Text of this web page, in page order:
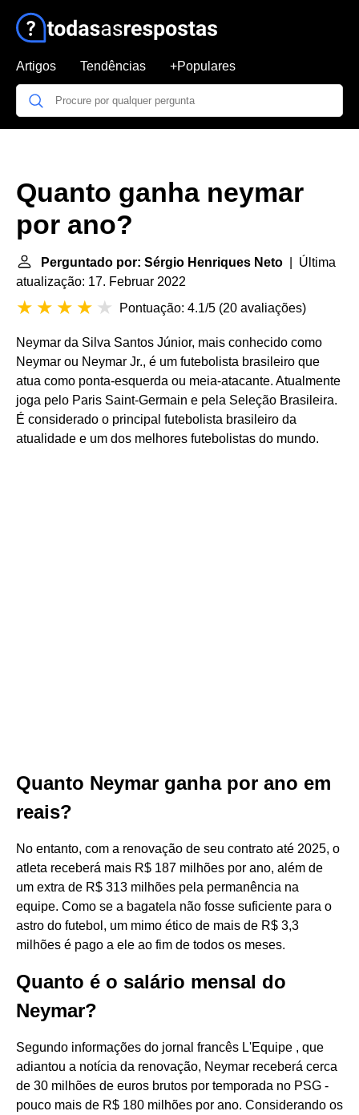
Artigos Tendências +Populares
Quanto ganha neymar
por ano?
Perguntado por: Sérgio Henriques Neto | Última
atualização: 17. Februar 2022
Pontuação: 4.1/5 (20 avaliações)
Neymar da Silva Santos Júnior, mais conhecido como
Neymar ou Neymar Jr., é um futebolista brasileiro que
atua como ponta-esquerda ou meia-atacante. Atualmente
joga pelo Paris Saint-Germain e pela Seleção Brasileira.
É considerado o principal futebolista brasileiro da
atualidade e um dos melhores futebolistas do mundo.
Quanto Neymar ganha por ano em
reais?
No entanto, com a renovação de seu contrato até 2025, o
atleta receberá mais R$ 187 milhões por ano, além de
um extra de R$ 313 milhões pela permanência na
equipe. Como se a bagatela não fosse suficiente para o
astro do futebol, um mimo ético de mais de R$ 3,3
milhões é pago a ele ao fim de todos os meses.
Quanto é o salário mensal do
Neymar?
Segundo informações do jornal francês L'Equipe , que
adiantou a notícia da renovação, Neymar receberá cerca
de 30 milhões de euros brutos por temporada no PSG -
pouco mais de R$ 180 milhões por ano. Considerando os